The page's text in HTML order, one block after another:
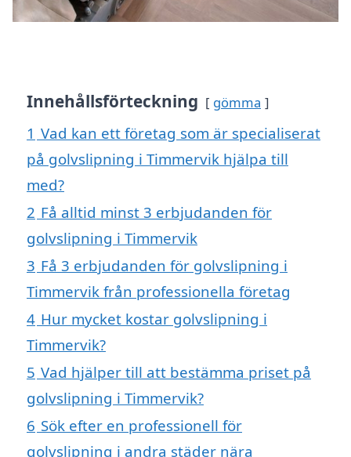
Innehållsförteckning gömma
1 Vad kan ett företag som är specialiserat
på golvslipning i Timmervik hjälpa till
med?
2 Få alltid minst 3 erbjudanden för
golvslipning i Timmervik
3 Få 3 erbjudanden för golvslipning i
Timmervik från professionella företag
4 Hur mycket kostar golvslipning i
Timmervik?
5 Vad hjälper till att bestämma priset på
golvslipning i Timmervik?
6 Sök efter en professionell för
golvslipning i andra städer nära